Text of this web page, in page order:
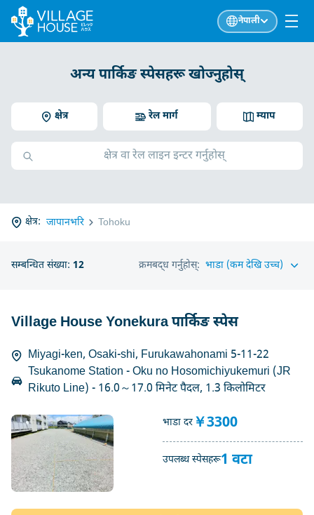
नेपाली
अन्य पार्किङ स्पेसहरू खोज्नुहोस्
क्षेत्र म्याप
रेल मार्ग
क्षेत्र: जापानभरि Tohoku
सम्बन्धित संख्या: 12 क्रमबद्ध गर्नुहोस्:
Village House Yonekura पार्किङ स्पेस
Miyagi-ken, Osaki-shi, Furukawahonami 5-11-22
Tsukanome Station - Oku no Hosomichiyukemuri (JR
Rikuto Line) - 16.0～17.0 मिनेट पैदल, 1.3 किलोमिटर
भाडा दर ￥3300
उपलब्ध स्पेसहरू1 वटा